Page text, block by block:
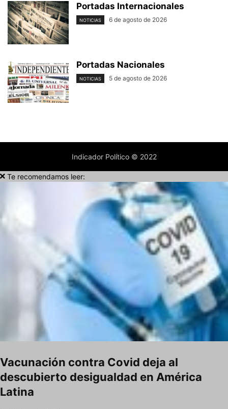
Portadas Internacionales
NOTICIAS 6 de agosto de 2026
Portadas Nacionales
NOTICIAS 5 de agosto de 2026
Indicador Político © 2022
Te recomendamos leer:
Vacunación contra Covid deja al
descubierto desigualdad en América
Latina